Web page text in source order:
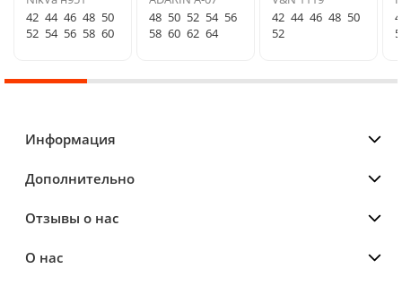
42 44 46 48 50
52 54 56 58 60
48 50 52 54 56
58 60 62 64
42 44 46 48 50
52
Информация
Дополнительно
Отзывы о нас
О нас